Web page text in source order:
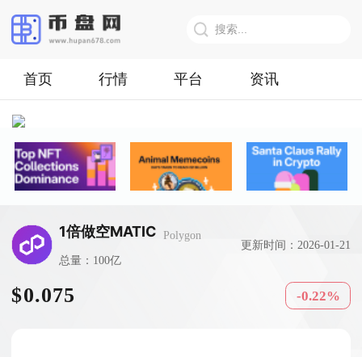
首页 行情 平台 资讯
1倍做空MATIC
Polygon
总量：100亿
更新时间：2026-01-21
$0.075 -0.22%